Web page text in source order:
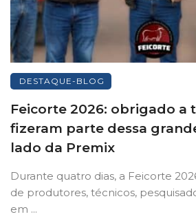
DESTAQUE-BLOG
Feicorte 2026: obrigado a
fizeram parte dessa
lado da Premix
Durante quatro dias, a Feicorte
de produtores, técnicos,
em ...